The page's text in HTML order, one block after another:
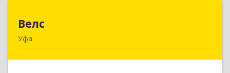
Велс
Уфа
450071, Башкортостан Респ, Уфа г, 50 лет СССР